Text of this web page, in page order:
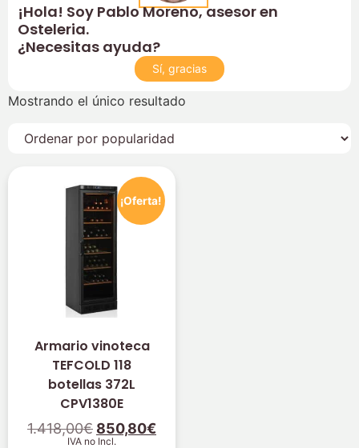
¡Hola! Soy Pablo Moreno, asesor en
Osteleria.
¿Necesitas ayuda?
Sí, gracias
Mostrando el único resultado
¡Oferta!
Armario vinoteca
TEFCOLD 118
botellas 372L
CPV1380E
1.418,00€ 850,80€
IVA no Incl.